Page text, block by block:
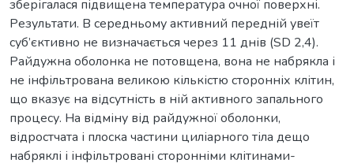
зберігалася підвищена температура очної поверхні.
Результати. В середньому активний передній увеїт
суб’єктивно не визначається через 11 днів (SD 2,4).
Райдужна оболонка не потовщена, вона не набрякла і
не інфільтрована великою кількістю сторонніх клітин,
що вказує на відсутність в ній активного запального
процесу. На відміну від райдужної оболонки,
відростчата і плоска частини циліарного тіла дещо
набряклі і інфільтровані сторонніми клітинами-